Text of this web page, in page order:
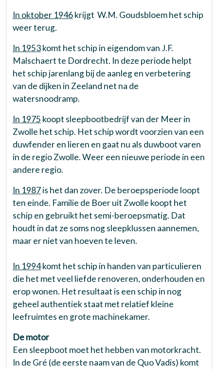
In oktober 1946krijgt W.M. Goudsbloem het schip
weer terug.
In 1953komt het schip in eigendom van J.F.
Malschaert te Dordrecht. In deze periode helpt
het schip jarenlang bij de aanleg en verbetering
van de dijken in Zeeland net na de
watersnoodramp.
In 1975 koopt sleepbootbedrijf van der Meer in
Zwolle het schip. Het schip wordt voorzien van een
duwfender en lieren en gaat nu als duwboot varen
in de regio Zwolle. Weer een nieuwe periode in een
andere regio.
In 1987is het dan zover. De beroepsperiode loopt
ten einde. Familie de Boer uit Zwolle koopt het
schip en gebruikt het semi-beroepsmatig. Dat
houdt in dat ze soms nog sleepklussen aannemen,
maar er niet van hoeven te leven.
In 1994komt het schip in handen van particulieren
die het met veel liefde renoveren, onderhouden en
erop wonen. Het resultaat is een schip in nog
geheel authentiek staat met relatief kleine
leefruimtes en grote machinekamer.
De motor
Een sleepboot moet het hebben van motorkracht.
In de Gré (de eerste naam van de Quo Vadis) komt